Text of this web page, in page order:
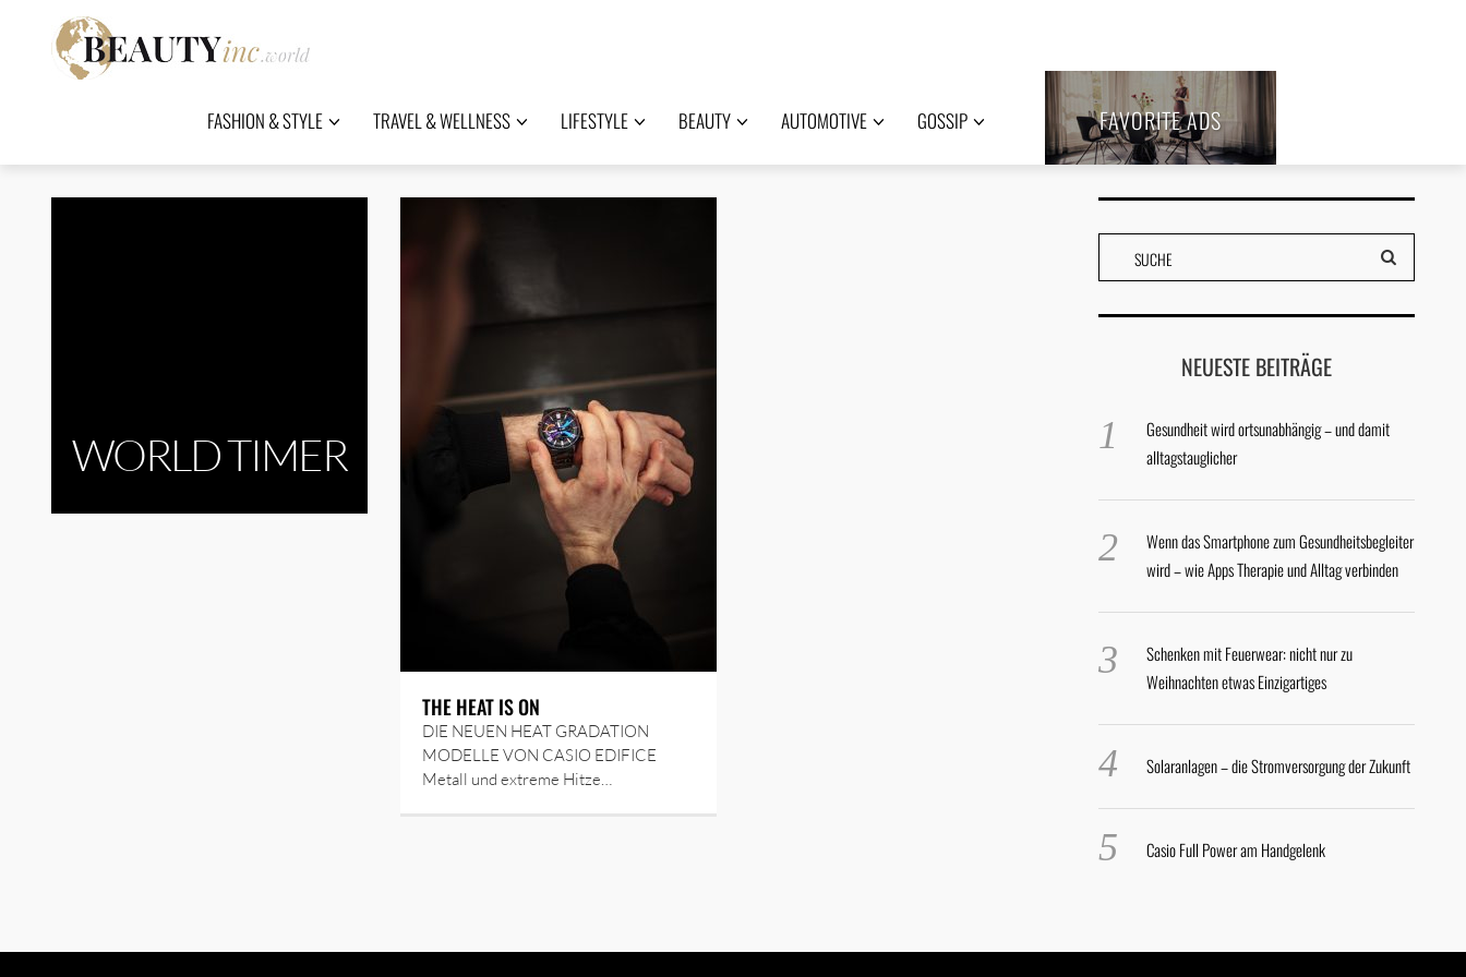
FASHION & STYLE TRAVEL & WELLNESS LIFESTYLE BEAUTY AUTOMOTIVE GOSSIP FAVORITE ADS
WORLD TIMER
THE HEAT IS ON
DIE NEUEN HEAT GRADATION
MODELLE VON CASIO EDIFICE
Metall und extreme Hitze…
NEUESTE BEITRÄGE
Gesundheit wird ortsunabhängig – und damit
alltagstauglicher
Wenn das Smartphone zum Gesundheitsbegleiter
wird – wie Apps Therapie und Alltag verbinden
Schenken mit Feuerwear: nicht nur zu
Weihnachten etwas Einzigartiges
Solaranlagen – die Stromversorgung der Zukunft
Casio Full Power am Handgelenk